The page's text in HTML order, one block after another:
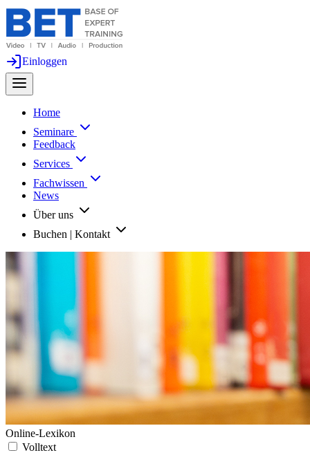
Einloggen
Home
Seminare
Feedback
Services
Fachwissen
News
Über uns
Buchen | Kontakt
Online-Lexikon
Volltext